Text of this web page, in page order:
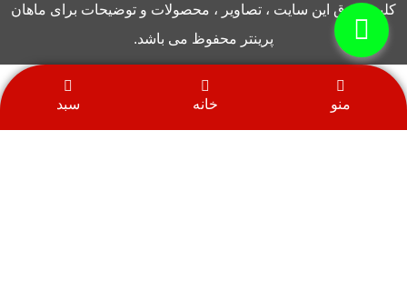
کلیه حقوق این سایت ، تصاویر ، محصولات و توضیحات برای ماهان
پرینتر محفوظ می باشد.
منو خانه سبد